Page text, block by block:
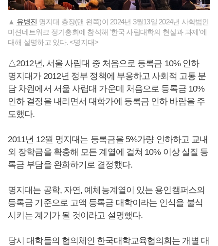
▲ 유병진 명지대 총장(맨 왼쪽)이 2024년 3월13일 2024년 사학법인
미션네트워크 정기총회에 참석해 '한국 사립대학의 현실과 과제'에
대해 설명하고 있다. <명지대>
△2012년, 서울 사립대 중 처음으로 등록금 10% 인하
명지대가 2012년 정부 정책에 부응하고 사회적 고통 분
담 차원에서 서울 사립대 가운데 처음으로 등록금 10%
인하 결정을 내리면서 대학가에 등록금 인하 바람을 주
도했다.
2011년 12월 명지대는 등록금을 5%가량 인하하고 교내
외 장학금을 확충해 모든 계열에 걸쳐 10% 이상 실질 등
록금 부담을 완화하기로 결정했다.
명지대는 공학, 자연, 예체능계열이 있는 용인캠퍼스의
등록금 기준으로 고액 등록금 대학이라는 인식을 불식
시키는 계기가 될 것이라고 설명했다.
당시 대학들의 협의체인 한국대학교육협의회는 개별 대